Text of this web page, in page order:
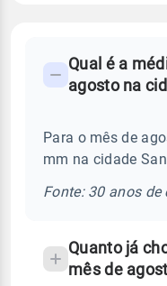
Perguntas
sobre
chuva
Qual é a
agosto na
Para o mês de
mm na cidade
Fonte: 30 anos de
Quanto já
mês de